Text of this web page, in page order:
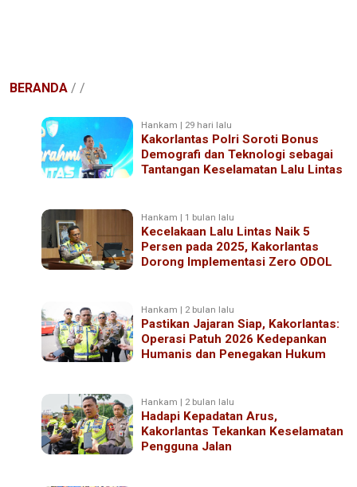
BERANDA / /
Hankam | 29 hari lalu
Kakorlantas Polri Soroti Bonus
Demografi dan Teknologi sebagai
Tantangan Keselamatan Lalu Lintas
Hankam | 1 bulan lalu
Kecelakaan Lalu Lintas Naik 5
Persen pada 2025, Kakorlantas
Dorong Implementasi Zero ODOL
Hankam | 2 bulan lalu
Pastikan Jajaran Siap, Kakorlantas:
Operasi Patuh 2026 Kedepankan
Humanis dan Penegakan Hukum
Hankam | 2 bulan lalu
Hadapi Kepadatan Arus,
Kakorlantas Tekankan Keselamatan
Pengguna Jalan